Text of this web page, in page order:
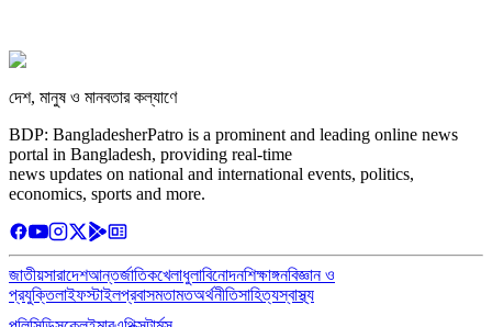
দেশ, মানুষ ও মানবতার কল্যাণে
BDP: BangladesherPatro is a prominent and leading online news
portal in Bangladesh, providing real-time
news updates on national and international events, politics,
economics, sports and more.
জাতীয়সারাদেশআন্তর্জাতিকখেলাধুলাবিনোদনশিক্ষাঙ্গনবিজ্ঞান ও
প্রযুক্তিলাইফস্টাইলপ্রবাসমতামতঅর্থনীতিসাহিত্যস্বাস্থ্য